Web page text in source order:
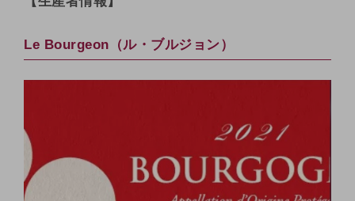
Le Bourgeon（ル・ブルジョン）